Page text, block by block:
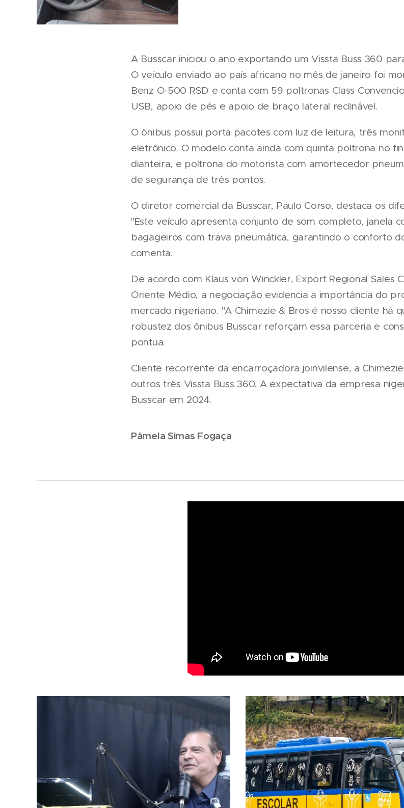
A Busscar iniciou o ano exportando um Vissta Buss 360
O veículo enviado ao país africano no mês de janeiro foi
Benz O-500 RSD e conta com 59 poltronas Class
USB, apoio de pés e apoio de braço lateral reclinável.
O ônibus possui porta pacotes com luz de leitura, três
eletrônico. O modelo conta ainda com quinta poltrona no
dianteira, e poltrona do motorista com amortecedor
de segurança de três pontos.
O diretor comercial da Busscar, Paulo Corso, destaca os
"Este veículo apresenta conjunto de som completo, janela
bagageiros com trava pneumática, garantindo o conforto
comenta.
De acordo com Klaus von Winckler, Export Regional Sales
Oriente Médio, a negociação evidencia a importância do
mercado nigeriano. "A Chimezie & Bros é nosso cliente há
robustez dos ônibus Busscar reforçam essa parceria e
pontua.
Cliente recorrente da encarroçadora joinvilense, a
outros três Vissta Buss 360. A expectativa da empresa
Busscar em 2024.
Pâmela Simas Fogaça